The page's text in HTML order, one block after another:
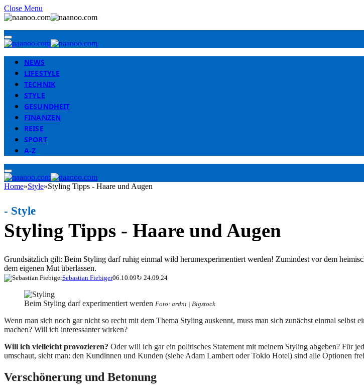
Close Menu
NEWS
LIFESTYLE
TECHNIK
STYLE
GESUNDHEIT
FINANZEN
REISE
SPORT
A-Z
Home»Style»Styling Tipps - Haare und Augen
Styling Tipps - Haare und Augen
- Style
Grundsätzlich gilt: Beim Styling darf ruhig einmal wild herumexperimentiert werden! Zumindest vor dem
dem eigenen Mut überlassen.
Sebastian Fiebiger06.10.09↻ 24.09.24
Beim Styling darf experimentiert werden Foto: ardni | Bigstock
Wenn man sich noch gar nicht so recht mit dem Thema Styling auskennt, muss man sich zunächst einmal
machen? Will ich interessanter wirken?
Will ich vielleicht provozieren? Oder will ich gar ein politisches Statement mit meinem Styling abgeben? Für
umschaut, sieht man: den Kundinnen und Kunden (siehe Adam Lambert oder Tokio Hotel) sind alle Optionen
Verschönerung und Betonung